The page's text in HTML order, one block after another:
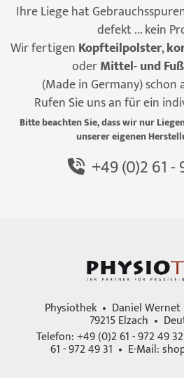
Ihre Liege hat
defekt ... kein
Wir fertigen Kopfteilpolster,
oderMittel- und
(Made in Germany)
Rufen Sie uns an für ein
Bitte beachten Sie, dass wir nur
unserer eigenen
+49 (0)2 61 -
Physiothek • Daniel
79215 Elzach •
Telefon: +49 (0)2 61 - 972 49
61 - 972 49 31 • E-Mail: